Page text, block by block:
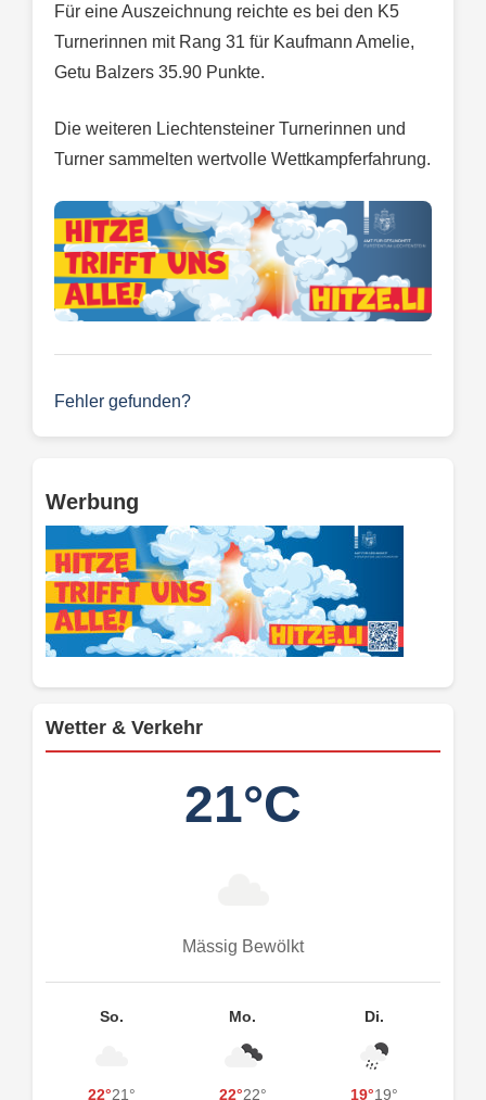
Für eine Auszeichnung reichte es bei den K5
Turnerinnen mit Rang 31 für Kaufmann Amelie,
Getu Balzers 35.90 Punkte.
Die weiteren Liechtensteiner Turnerinnen und
Turner sammelten wertvolle Wettkampferfahrung.
Fehler gefunden?
Werbung
Wetter & Verkehr
21°C
Mässig Bewölkt
So.
22°21°
Mo.
22°22°
Di.
19°19°